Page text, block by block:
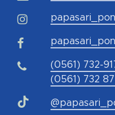
(0561) 732-
(0561) 732